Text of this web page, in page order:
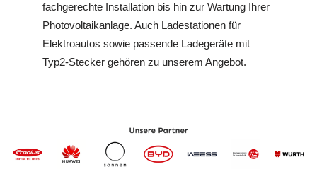
fachgerechte Installation bis hin zur Wartung Ihrer
Photovoltaikanlage. Auch Ladestationen für
Elektroautos sowie passende Ladegeräte mit
Typ2-Stecker gehören zu unserem Angebot.